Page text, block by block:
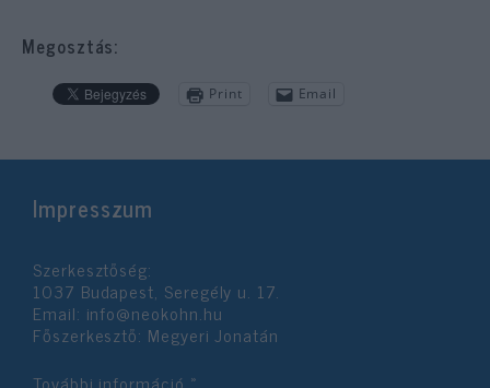
Megosztás:
Print Email
Impresszum
Szerkesztőség:
1037 Budapest, Seregély u. 17.
Email: info@neokohn.hu
Főszerkesztő: Megyeri Jonatán
További információ »